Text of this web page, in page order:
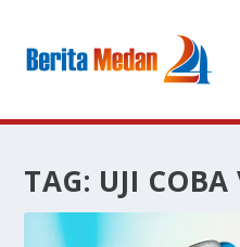
TAG: UJI COBA